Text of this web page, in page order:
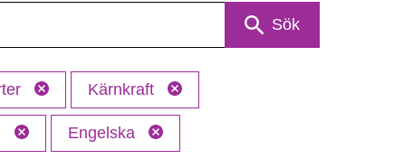
Sök
Kärnkraft
Engelska